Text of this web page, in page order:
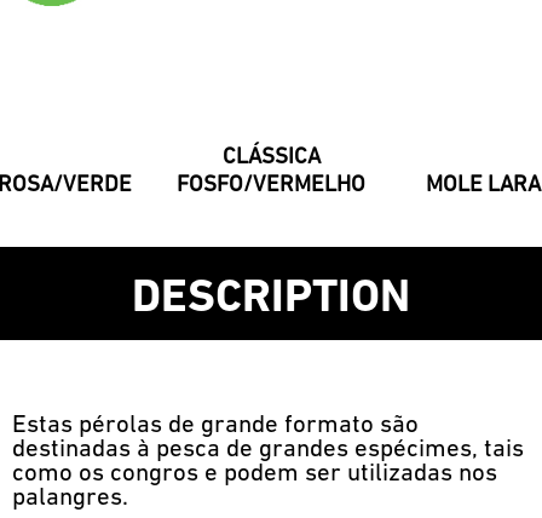
VERDE
CLÁSSICA
FOSFO/VERMELHO
MOLE
DESCRIPTION
Estas pérolas de grande formato são
destinadas à pesca de grandes espécimes, tais
como os congros e podem ser utilizadas nos
palangres.